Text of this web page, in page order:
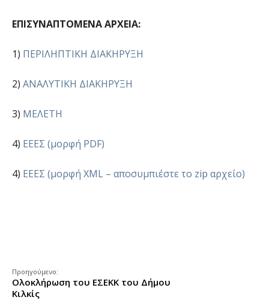
ΕΠΙΣΥΝΑΠΤΟΜΕΝΑ ΑΡΧΕΙΑ:
1) ΠΕΡΙΛΗΠΤΙΚΗ ΔΙΑΚΗΡΥΞΗ
2) ΑΝΑΛΥΤΙΚΗ ΔΙΑΚΗΡΥΞΗ
3) ΜΕΛΕΤΗ
4) ΕΕΕΣ (μορφή PDF)
4) ΕΕΕΣ (μορφή XML – αποσυμπιέστε το zip αρχείο)
Προηγούμενο:
Ολοκλήρωση του ΕΣΕΚΚ του Δήμου
Κιλκίς